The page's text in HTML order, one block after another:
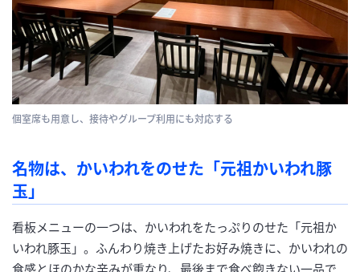
個室席も用意し、接待やグループ利用にも対応する
名物は、かいわれをのせた「元祖かいわれ豚
玉」
看板メニューの一つは、かいわれをたっぷりのせた「元祖か
いわれ豚玉」。ふんわり焼き上げたお好み焼きに、かいわれの
食感とほのかな辛みが重なり、最後まで食べ飽きない一品で